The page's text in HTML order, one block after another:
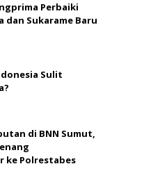
Perbaiki
dan Sukarame Baru
Sulit
di BNN Sumut,
ke Polrestabes